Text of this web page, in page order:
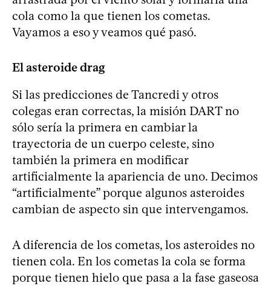
cola como la que tienen los cometas.
Vayamos a eso y veamos qué pasó.
El asteroide drag
Si las predicciones de Tancredi y otros
colegas eran correctas, la misión DART no
sólo sería la primera en cambiar la
trayectoria de un cuerpo celeste, sino
también la primera en modificar
artificialmente la apariencia de uno. Decimos
“artificialmente” porque algunos asteroides
cambian de aspecto sin que intervengamos.
A diferencia de los cometas, los asteroides no
tienen cola. En los cometas la cola se forma
porque tienen hielo que pasa a la fase gaseosa